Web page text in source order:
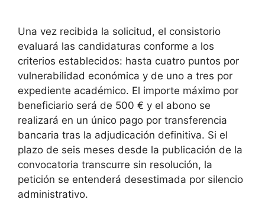
Una vez recibida la solicitud, el consistorio
evaluará las candidaturas conforme a los
criterios establecidos: hasta cuatro puntos por
vulnerabilidad económica y de uno a tres por
expediente académico. El importe máximo por
beneficiario será de 500 € y el abono se
realizará en un único pago por transferencia
bancaria tras la adjudicación definitiva. Si el
plazo de seis meses desde la publicación de la
convocatoria transcurre sin resolución, la
petición se entenderá desestimada por silencio
administrativo.